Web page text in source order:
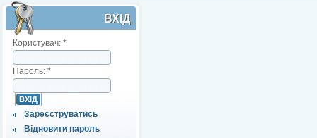
ВХІД
Користувач: *
Пароль: *
Зареєструватись
Відновити пароль